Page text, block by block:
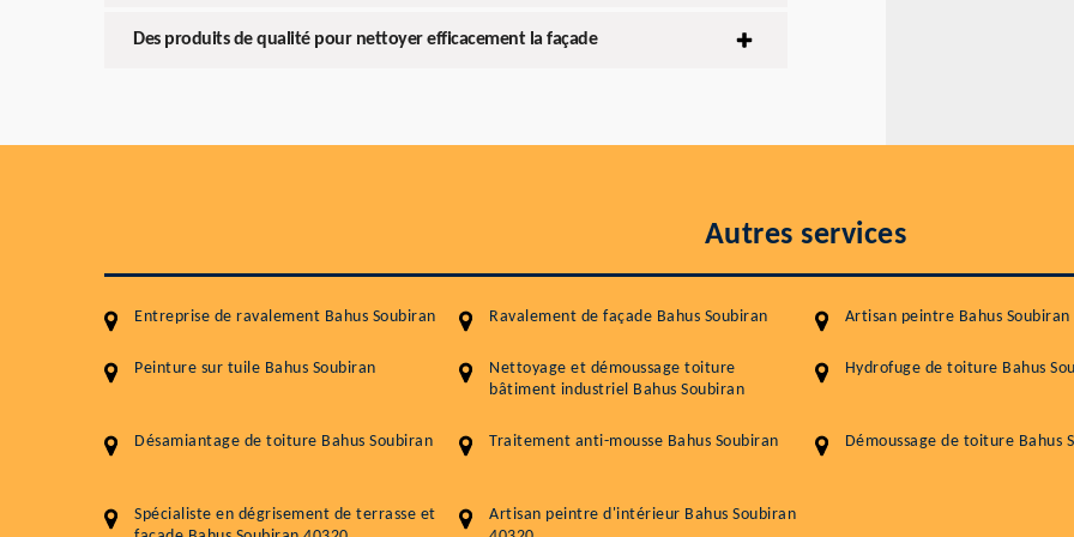
Des produits de qualité pour nettoyer efficacement la façade
Autres services
Entreprise de ravalement Bahus Soubiran Ravalement de façade Bahus Soubiran Artisan peintre Bahus Soubiran
Peinture sur tuile Bahus Soubiran
Nettoyage et démoussage toiture
bâtiment industriel Bahus Soubiran
Hydrofuge de toiture Bahus
Désamiantage de toiture Bahus Soubiran Traitement anti-mousse Bahus Soubiran Démoussage de toiture Bahus
Spécialiste en dégrisement de terrasse et
Artisan peintre d'intérieur Bahus Soubiran